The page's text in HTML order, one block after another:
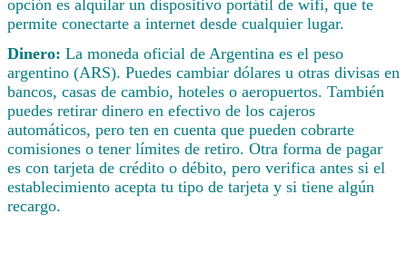
opción es alquilar un dispositivo portátil de wifi, que te
permite conectarte a internet desde cualquier lugar.
Dinero: La moneda oficial de Argentina es el peso
argentino (ARS). Puedes cambiar dólares u otras divisas en
bancos, casas de cambio, hoteles o aeropuertos. También
puedes retirar dinero en efectivo de los cajeros
automáticos, pero ten en cuenta que pueden cobrarte
comisiones o tener límites de retiro. Otra forma de pagar
es con tarjeta de crédito o débito, pero verifica antes si el
establecimiento acepta tu tipo de tarjeta y si tiene algún
recargo.